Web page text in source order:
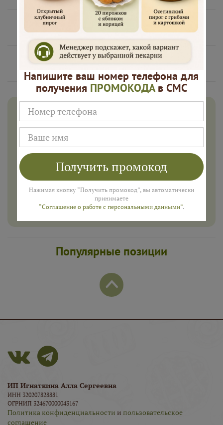
Нам доверяют
Русские Пироги это
Дарим 500 рублей на заказ в
августе!
Введите ваш номер телефона и мы пришлем промокод
для подарка в смс
ПОЛУЧИТЬ
Популярные позиции
ИП Игнаткина Алла Сергеевна
ИНН 320207828881
ОГРНИП 324670000043167
Политика конфиденциальности и пользовательское
соглашение
Напишите ваш номер телефона для
получения ПРОМОКОДАв СМС
Получить промокод
Нажимая кнопку “Получить промокод”, вы автоматически
принимаете
“Соглашение о работе с персональными данными”.